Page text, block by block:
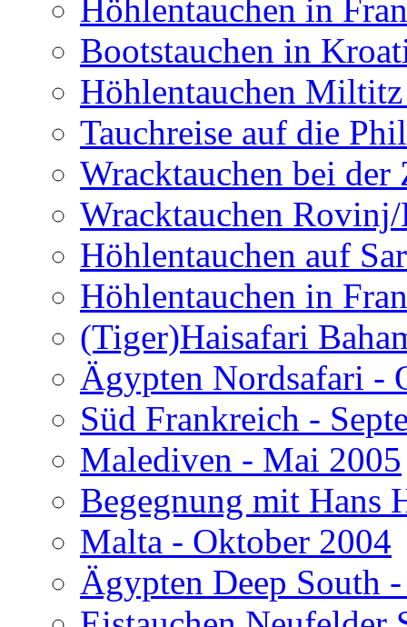
Höhlentauchen in
Bootstauchen in
Höhlentauchen
Tauchreise auf die
Wracktauchen bei der
Wracktauchen
Höhlentauchen auf
Höhlentauchen in
(Tiger)Haisafari
Ägypten Nordsafari -
Süd Frankreich -
Malediven - Mai 2005
Begegnung mit Hans
Malta - Oktober 2004
Ägypten Deep South